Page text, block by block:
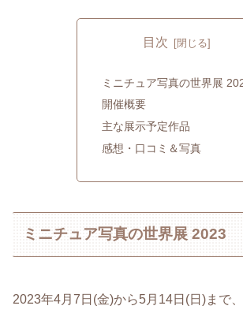
目次
ミニチュア写真の世界展
開催概要
主な展示予定作品
感想・口コミ＆写真
ミニチュア写真の世界展 2023
2023年4月7日(金)から5月14日(日)まで